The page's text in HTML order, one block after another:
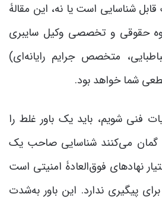
شناسایی است یا نه، این مقالۀ
حقوقی و تخصصی وکیل سایبری
متخصص جرایم رایانه‌ای)
شما خواهد بود.
فنی شویم، باید یک باور غلط را
گمان می‌کنند شناسایی صاحب یک
نهادهای فوق‌العادۀ امنیتی است
پیگیری ندارد. این باور به‌شدت